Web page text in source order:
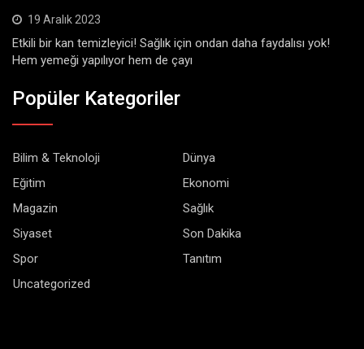
19 Aralık 2023
Etkili bir kan temizleyici! Sağlık için ondan daha faydalısı yok!
Hem yemeği yapılıyor hem de çayı
Popüler Kategoriler
Bilim & Teknoloji
Dünya
Eğitim
Ekonomi
Magazin
Sağlık
Siyaset
Son Dakika
Spor
Tanıtım
Uncategorized